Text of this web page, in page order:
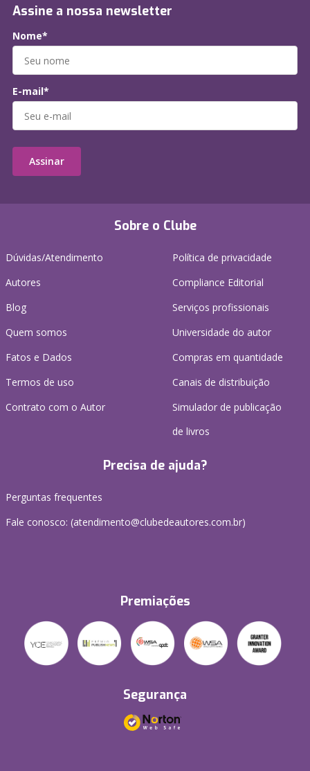
Sobre o Clube
Dúvidas/Atendimento
Autores
Blog
Quem somos
Fatos e Dados
Termos de uso
Contrato com o Autor
Política de privacidade
Compliance Editorial
Serviços profissionais
Universidade do autor
Compras em quantidade
Canais de distribuição
Simulador de publicação
de livros
Precisa de ajuda?
Perguntas frequentes
Fale conosco: (atendimento@clubedeautores.com.br)
Premiações
Segurança
Assine a nossa newsletter
Nome*
E-mail*
Assinar